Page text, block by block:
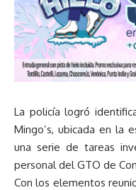
La policía logró
Mingo’s, ubicada en la
una serie de tareas
personal del GTO de
Con los elementos